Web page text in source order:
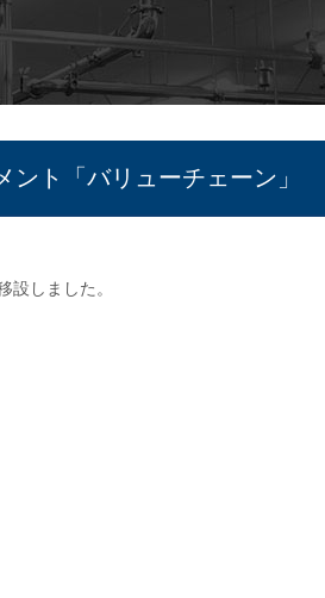
イント
ント
類
リーフレット
入実績一覧
質問
向け窓口
ント「バリューチェーン」
設しました。